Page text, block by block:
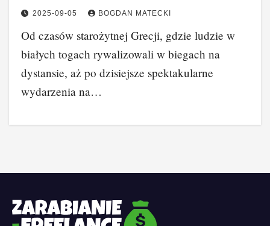
2025-09-05 BOGDAN MATECKI
Od czasów starożytnej Grecji, gdzie ludzie w
białych togach rywalizowali w biegach na
dystansie, aż po dzisiejsze spektakularne
wydarzenia na…